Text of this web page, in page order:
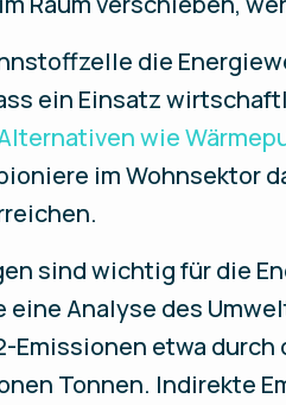
die
ein Einsatz
wie
im Wohnsektor
sind wichtig für die
eine Analyse des
Emissionen etwa durch
Tonnen. Indirekte